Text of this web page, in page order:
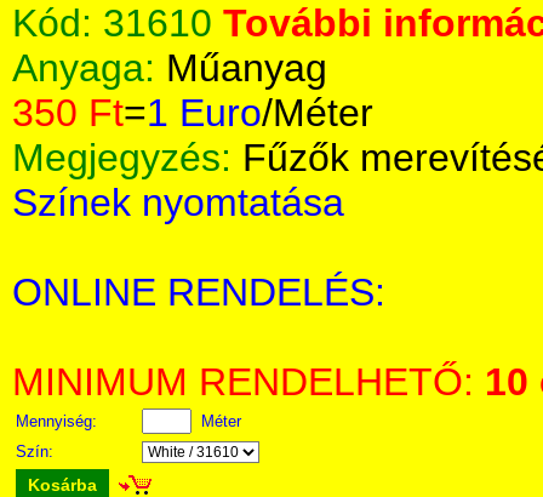
Kód: 31610 További
Anyaga: Műanyag
350 Ft=1 Euro/Méter
Megjegyzés: Fűzők
Színek nyomtatása
ONLINE RENDELÉS:
MINIMUM RENDELHETŐ: 10
Mennyiség:
Méter
Szín:
Kosárba